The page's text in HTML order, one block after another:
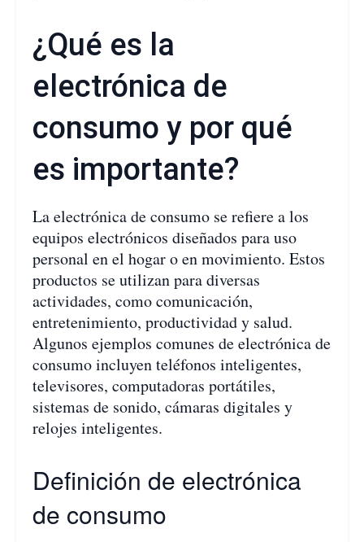
¿Qué es la
electrónica de
consumo y por qué
es importante?
La electrónica de consumo se refiere a los
equipos electrónicos diseñados para uso
personal en el hogar o en movimiento. Estos
productos se utilizan para diversas
actividades, como comunicación,
entretenimiento, productividad y salud.
Algunos ejemplos comunes de electrónica de
consumo incluyen teléfonos inteligentes,
televisores, computadoras portátiles,
sistemas de sonido, cámaras digitales y
relojes inteligentes.
Definición de electrónica
de consumo